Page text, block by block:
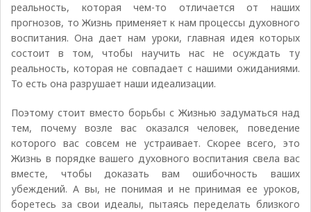
реальность, которая чем-то отличается от наших
прогнозов, то Жизнь применяет к нам процессы духовного
воспитания. Она дает нам уроки, главная идея которых
состоит в том, чтобы научить нас не осуждать ту
реальность, которая не совпадает с нашими ожиданиями.
То есть она разрушает наши идеализации.
Поэтому стоит вместо борьбы с Жизнью задуматься над
тем, почему возле вас оказался человек, поведение
которого вас совсем не устраивает. Скорее всего, это
Жизнь в порядке вашего духовного воспитания свела вас
вместе, чтобы доказать вам ошибочность ваших
убеждений. А вы, не понимая и не принимая ее уроков,
боретесь за свои идеалы, пытаясь переделать близкого